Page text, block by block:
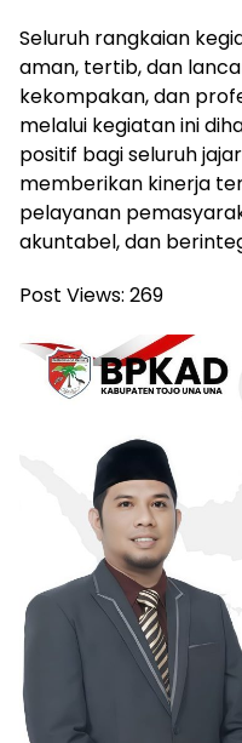
Seluruh rangkaian
aman, tertib, dan
kekompakan, dan
melalui kegiatan ini
positif bagi seluruh
memberikan kinerja
pelayanan
akuntabel, dan
Post Views: 269